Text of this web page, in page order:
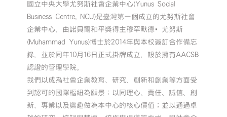
國立中央大學尤努斯社會企業中心(Yunus Social
Business Centre, NCU)是臺灣第一個成立的尤努斯社會
企業中心，由諾貝爾和平獎得主穆罕默德•尤努斯
(Muhammad Yunus)博士於2014年與本校簽訂合作備忘
錄，並於同年10月16日正式掛牌成立，設於擁有AACSB
認證的管理學院。
我們以成為社會企業教育、研究、創新和創業等方面受
到認可的國際樞紐為願景；以同理心、責任、誠信、創
新、專業以及樂趣做為本中心的核心價值；並以通過卓